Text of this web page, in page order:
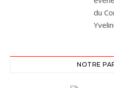
NOTRE